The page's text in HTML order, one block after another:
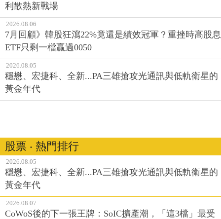
利散熱新戰場
2026.08.06
7月回顧》韓股狂瀉22%竟還是績效冠軍？重挫時高股息
ETF只剩一檔贏過0050
2026.08.05
穩懋、宏捷科、全新...PA三雄搶攻光通訊與低軌衛星的
黃金年代
股票 ‧ 熱門排行
2026.08.05
穩懋、宏捷科、全新...PA三雄搶攻光通訊與低軌衛星的
黃金年代
2026.08.07
CoWoS後的下一張王牌：SoIC擴產潮，「這3檔」最受